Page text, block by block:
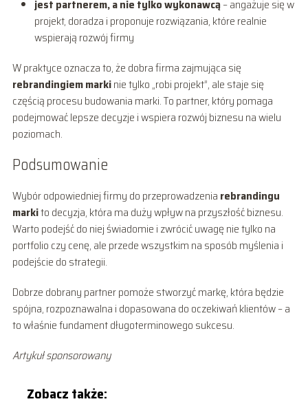
jest partnerem, a nie tylko wykonawcą– angażuje się w
projekt, doradza i proponuje rozwiązania, które realnie
wspierają rozwój firmy
W praktyce oznacza to, że dobra firma zajmująca się
rebrandingiem markinie tylko „robi projekt”, ale staje się
częścią procesu budowania marki. To partner, który pomaga
podejmować lepsze decyzje i wspiera rozwój biznesu na wielu
poziomach.
Podsumowanie
Wybór odpowiedniej firmy do przeprowadzenia rebrandingu
markito decyzja, która ma duży wpływ na przyszłość biznesu.
Warto podejść do niej świadomie i zwrócić uwagę nie tylko na
portfolio czy cenę, ale przede wszystkim na sposób myślenia i
podejście do strategii.
Dobrze dobrany partner pomoże stworzyć markę, która będzie
spójna, rozpoznawalna i dopasowana do oczekiwań klientów – a
to właśnie fundament długoterminowego sukcesu.
Artykuł sponsorowany
Zobacz także: